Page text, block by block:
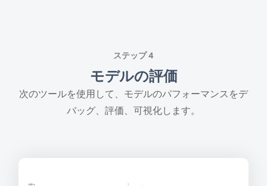
ステップ 4
モデルの評価
次のツールを使用して、モデルのパフォーマンスをデ
バッグ、評価、可視化します。